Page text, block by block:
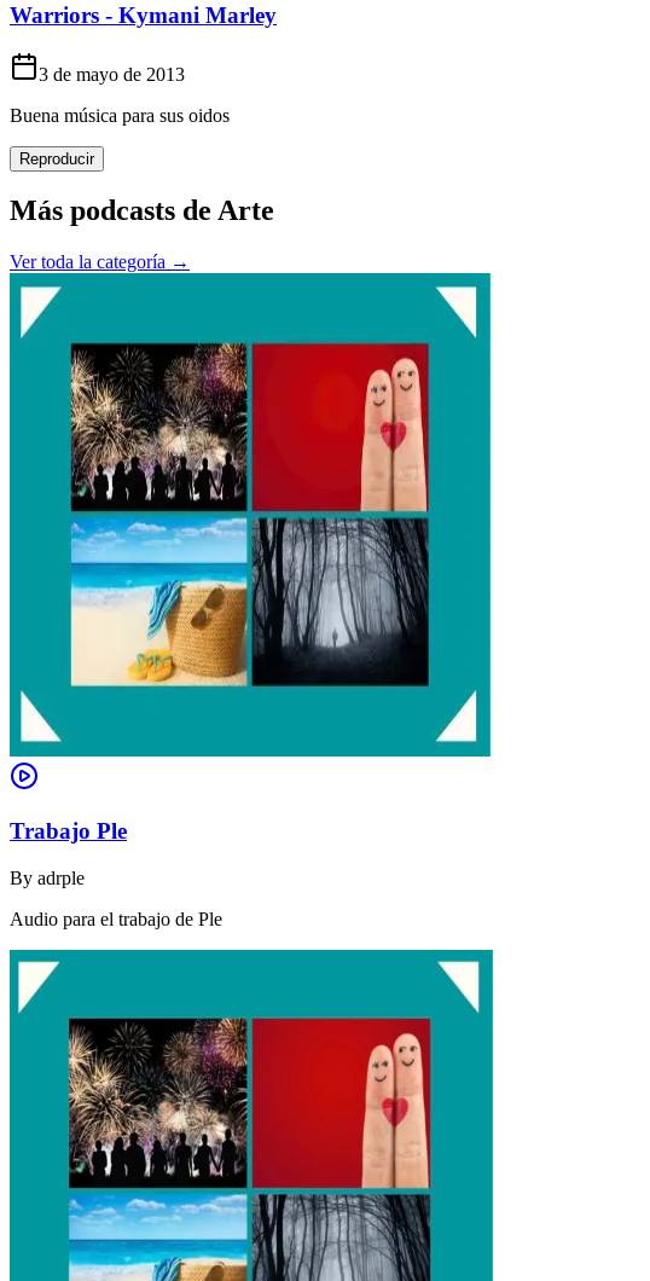
Warriors - Kymani Marley
3 de mayo de 2013
Buena música para sus oidos
Reproducir
Más podcasts de Arte
Ver toda la categoría →
Trabajo Ple
By adrple
Audio para el trabajo de Ple